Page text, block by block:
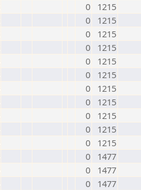
0
1215
0
1215
0
1215
0
1215
0
1215
0
1215
0
1215
0
1215
0
1215
0
1215
0
1215
0
1477
0
1477
0
1477